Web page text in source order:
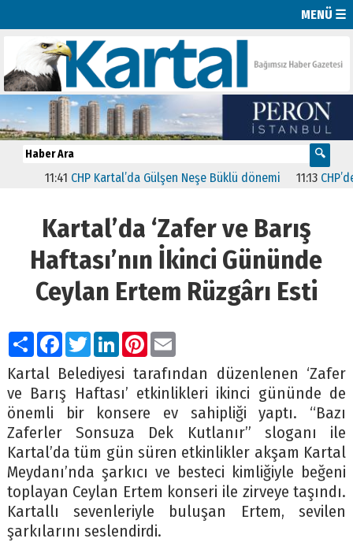
MENÜ ☰
CHP Kartal’da Gülşen Neşe Büklü dönemi 11:13 CHP’de
Kartal’da ‘Zafer ve Barış
Haftası’nın İkinci Gününde
Ceylan Ertem Rüzgârı Esti
PaylaşFacebook
TwitterLinkedIn
Pinterest
Email
Kartal Belediyesi tarafından düzenlenen ‘Zafer
ve Barış Haftası’ etkinlikleri ikinci gününde de
önemli bir konsere ev sahipliği yaptı. “Bazı
Zaferler Sonsuza Dek Kutlanır” sloganı ile
Kartal’da tüm gün süren etkinlikler akşam Kartal
Meydanı’nda şarkıcı ve besteci kimliğiyle beğeni
toplayan Ceylan Ertem konseri ile zirveye taşındı.
Kartallı sevenleriyle buluşan Ertem, sevilen
şarkılarını seslendirdi.